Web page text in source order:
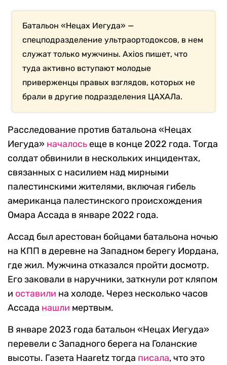
Батальон «Нецах Иегуда» —
спецподразделение ультраортодоксов, в нем
служат только мужчины. Axios пишет, что
туда активно вступают молодые
приверженцы правых взглядов, которых не
брали в другие подразделения ЦАХАЛа.
Расследование против батальона «Нецах
Иегуда» началосьеще в конце 2022 года. Тогда
солдат обвинили в нескольких инцидентах,
связанных с насилием над мирными
палестинскими жителями, включая гибель
американца палестинского происхождения
Омара Ассада в январе 2022 года.
Ассад был арестован бойцами батальона ночью
на КПП в деревне на Западном берегу Иордана,
где жил. Мужчина отказался пройти досмотр.
Его заковали в наручники, заткнули рот кляпом
и оставили на холоде. Через несколько часов
Ассада нашли мертвым.
В январе 2023 года батальон «Нецах Иегуда»
перевели с Западного берега на Голанские
высоты. Газета Haaretz тогда писала, что это